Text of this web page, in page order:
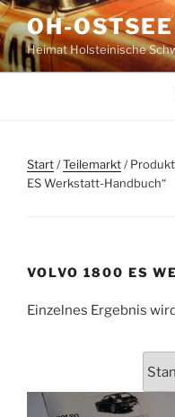
Zum
Inhalt
springen
OH-OSTSEE
Heimat Holsteinische
Start/Teilemarkt/
ES Werkstatt-Handbuch“
VOLVO 1800 ES
Einzelnes Ergebnis